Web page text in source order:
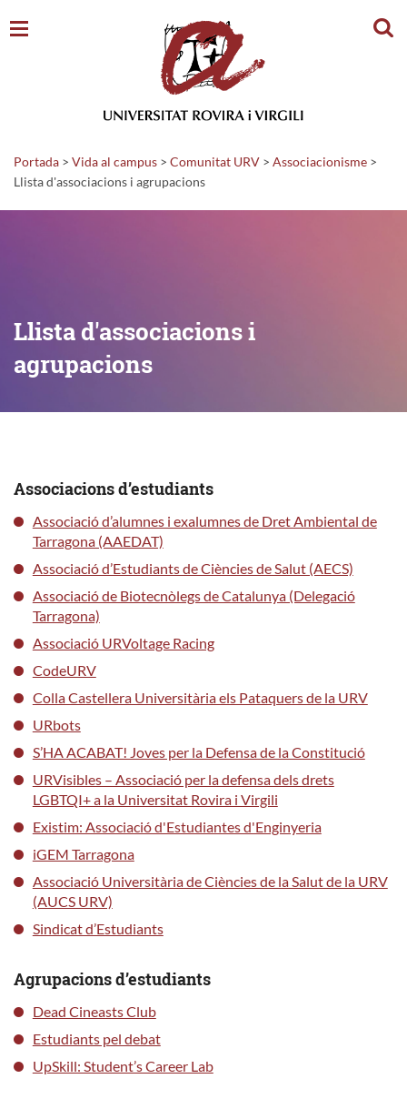
Portada > Vida al campus > Comunitat URV > Associacionisme >
Llista d'associacions i agrupacions
Llista d'associacions i
agrupacions
Associacions d’estudiants
Associació d’alumnes i exalumnes de Dret Ambiental de
Tarragona (AAEDAT)
Associació d’Estudiants de Ciències de Salut (AECS)
Associació de Biotecnòlegs de Catalunya (Delegació
Tarragona)
Associació URVoltage Racing
CodeURV
Colla Castellera Universitària els Pataquers de la URV
URbots
S’HA ACABAT! Joves per la Defensa de la Constitució
URVisibles – Associació per la defensa dels drets
LGBTQI+ a la Universitat Rovira i Virgili
Existim: Associació d'Estudiantes d'Enginyeria
iGEM Tarragona
Associació Universitària de Ciències de la Salut de la URV
(AUCS URV)
Sindicat d’Estudiants
Agrupacions d’estudiants
Dead Cineasts Club
Estudiants pel debat
UpSkill: Student’s Career Lab